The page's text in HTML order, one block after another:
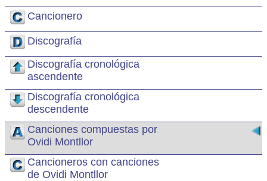
Cancionero
Discografía
Discografía cronológica
ascendente
Discografía cronológica
descendente
Canciones compuestas por
Ovidi Montllor
Cancioneros con canciones
de Ovidi Montllor